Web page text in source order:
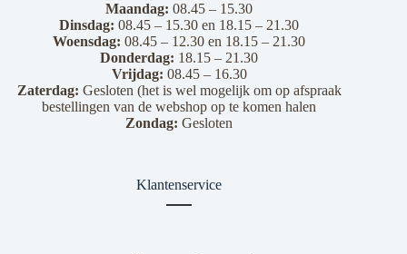
Maandag:08.45 – 15.30
Dinsdag: 08.45 – 15.30 en 18.15 – 21.30
Woensdag: 08.45 – 12.30 en 18.15 – 21.30
Donderdag: 18.15 – 21.30
Vrijdag: 08.45 – 16.30
Zaterdag: Gesloten (het is wel mogelijk om op afspraak
bestellingen van de webshop op te komen halen
Zondag: Gesloten
Klantenservice